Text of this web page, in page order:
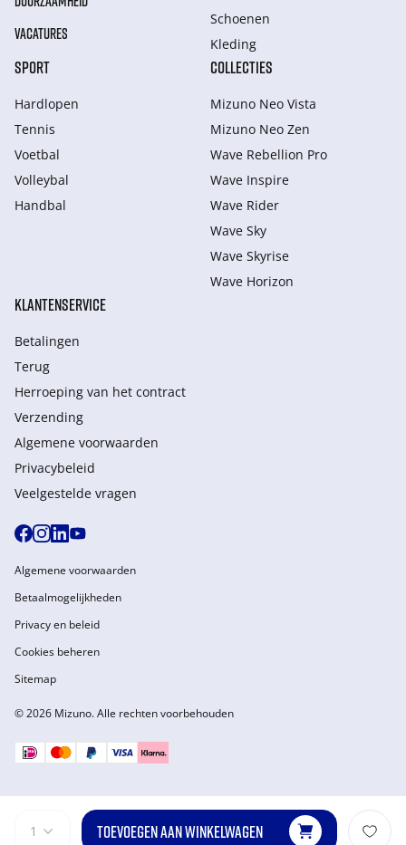
1 TOEVOEGEN AAN WINKELWAGEN
VACATURES
Schoenen
Kleding
SPORT
Hardlopen
Tennis
Voetbal
Volleybal
Handbal
COLLECTIES
Mizuno Neo Vista
Mizuno Neo Zen
Wave Rebellion Pro
Wave Inspire
Wave Rider
Wave Sky
Wave Skyrise
Wave Horizon
KLANTENSERVICE
Betalingen
Terug
Herroeping van het contract
Verzending
Algemene voorwaarden
Privacybeleid
Veelgestelde vragen
© 2026 Mizuno. Alle rechten voorbehouden
Algemene voorwaarden
Betaalmogelijkheden
Privacy en beleid
Cookies beheren
Sitemap